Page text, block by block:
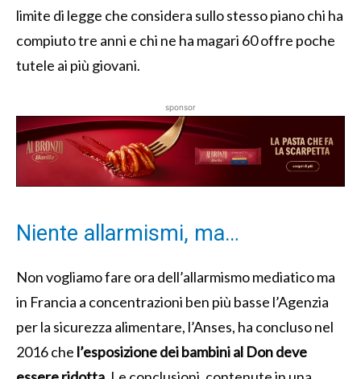
limite di legge che considera sullo stesso piano chi ha
compiuto tre anni e chi ne ha magari 60 offre poche
tutele ai più giovani.
sponsor
Niente allarmismi, ma…
Non vogliamo fare ora dell’allarmismo mediatico ma
in Francia a concentrazioni ben più basse l’Agenzia
per la sicurezza alimentare, l’Anses, ha concluso nel
2016 che l’esposizione dei bambini al Don deve